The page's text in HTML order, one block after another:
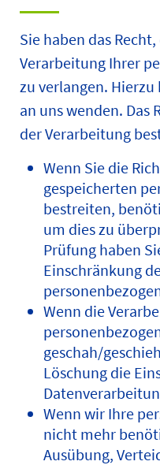
Sie haben das
Verarbeitung Ihrer
zu verlangen.
an uns wenden. Das
der Verarbeitung
Wenn Sie die
gespeicherten
bestreiten,
um dies zu
Prüfung haben
Einschränkung
Wenn die
geschah/
Löschung die
Wenn wir Ihre
nicht mehr
Ausübung,